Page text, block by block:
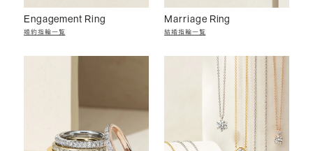
Engagement Ring
婚約指輪一覧
Marriage Ring
結婚指輪一覧